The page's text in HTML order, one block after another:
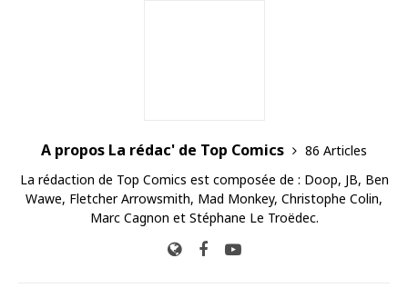
A propos La rédac' de Top Comics
86 Articles
La rédaction de Top Comics est composée de : Doop, JB, Ben
Wawe, Fletcher Arrowsmith, Mad Monkey, Christophe Colin,
Marc Cagnon et Stéphane Le Troëdec.